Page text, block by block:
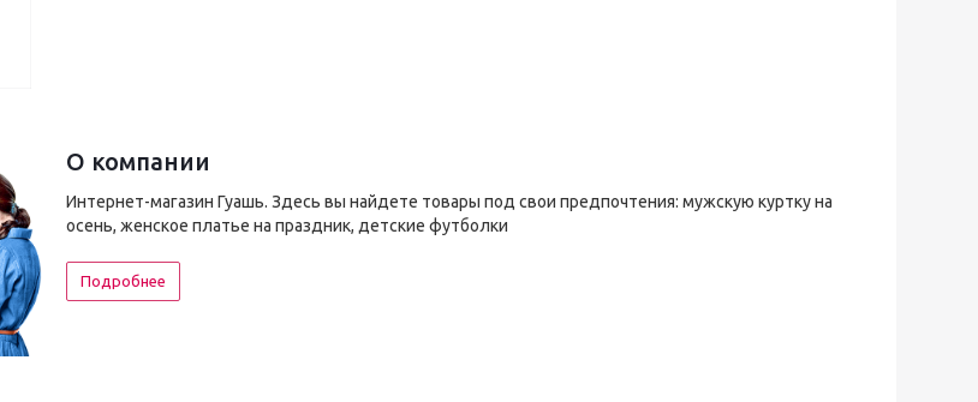
О компании
Интернет-магазин Гуашь. Здесь вы найдете товары под свои предпочтения: мужскую куртку на
осень, женское платье на праздник, детские футболки
Подробнее